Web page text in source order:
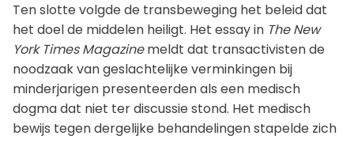
Ten slotte volgde de transbeweging het beleid dat
het doel de middelen heiligt. Het essay in The New
York Times Magazinemeldt dat transactivisten de
noodzaak van geslachtelijke verminkingen bij
minderjarigen presenteerden als een medisch
dogma dat niet ter discussie stond. Het medisch
bewijs tegen dergelijke behandelingen stapelde zich